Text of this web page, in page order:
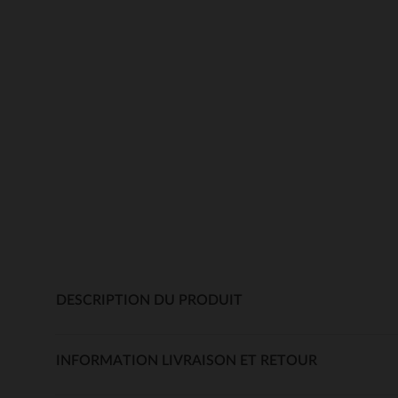
DESCRIPTION DU PRODUIT
INFORMATION LIVRAISON ET RETOUR